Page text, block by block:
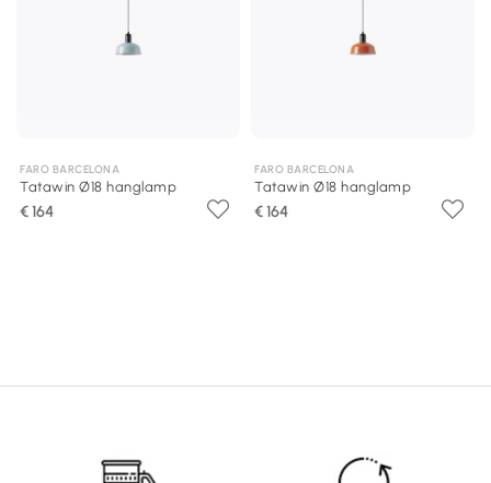
FARO BARCELONA
Tatawin Ø18 hanglamp
€ 164
FARO BARCELONA
Tatawin Ø18 hanglamp
€ 164